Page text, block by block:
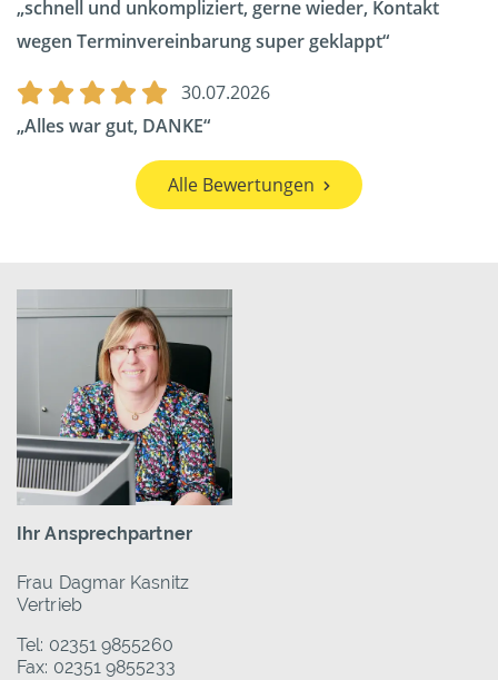
schnell und unkompliziert, gerne wieder, Kontakt
wegen Terminvereinbarung super geklappt
30.07.2026
Alles war gut, DANKE
Alle Bewertungen
Ihr Ansprechpartner
Frau Dagmar Kasnitz
Vertrieb
Tel: 02351 9855260
Fax: 02351 9855233